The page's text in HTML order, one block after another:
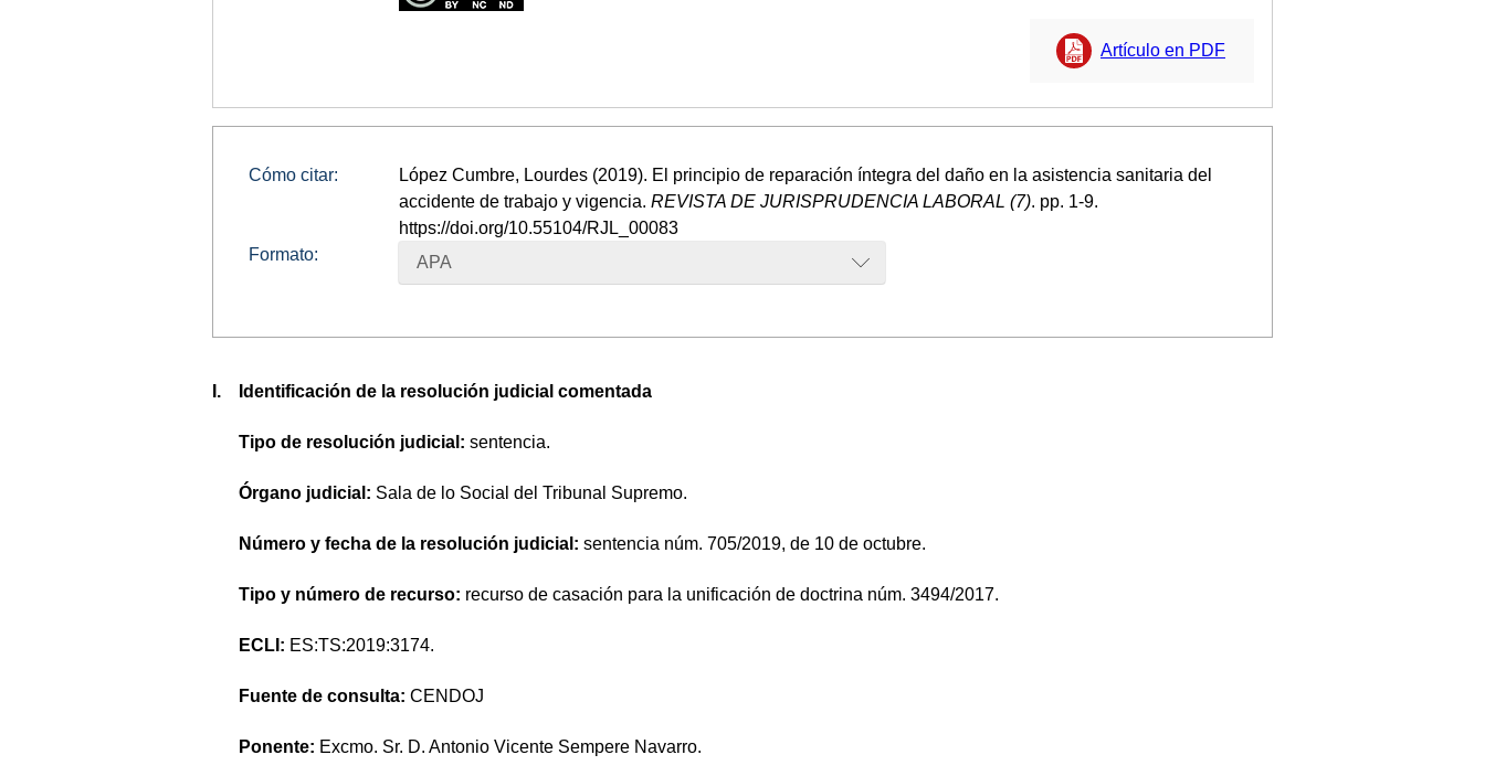
Artículo en PDF
Cómo citar:
López Cumbre, Lourdes (2019). El principio de reparación íntegra del daño en la asistencia sanitaria del
accidente de trabajo y vigencia. REVISTA DE JURISPRUDENCIA LABORAL (7). pp. 1-9.
https://doi.org/10.55104/RJL_00083
Formato:
APA
I. Identificación de la resolución judicial comentada
Tipo de resolución judicial: sentencia.
Órgano judicial: Sala de lo Social del Tribunal Supremo.
Número y fecha de la resolución judicial: sentencia núm. 705/2019, de 10 de octubre.
Tipo y número de recurso: recurso de casación para la unificación de doctrina núm. 3494/2017.
ECLI: ES:TS:2019:3174.
Fuente de consulta: CENDOJ
Ponente: Excmo. Sr. D. Antonio Vicente Sempere Navarro.